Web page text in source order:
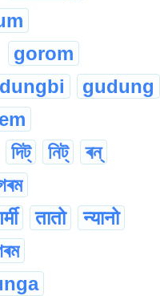
gorom
dungbi gudung
দিট্ নিট্ ৰন্
तातो न्यानो